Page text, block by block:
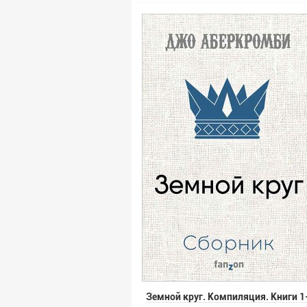
Земной круг. Компиляция. Книги